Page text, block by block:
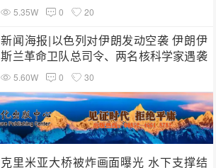
5.35W 0 20
新闻海报|以色列对伊朗发动空袭 伊朗伊
斯兰革命卫队总司令、两名核科学家遇袭
身亡5.60W 0 30
克里米亚大桥被炸画面曝光 水下支撑结